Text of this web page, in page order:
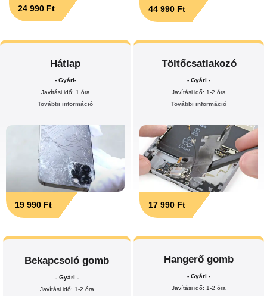
24 990 Ft 44 990 Ft
Hátlap
- Gyári-
Javítási idő: 1 óra
További információ
19 990 Ft
Töltőcsatlakozó
- Gyári -
Javítási idő: 1-2 óra
További információ
17 990 Ft
Bekapcsoló gomb
- Gyári -
Javítási idő: 1-2 óra
Hangerő gomb
- Gyári -
Javítási idő: 1-2 óra